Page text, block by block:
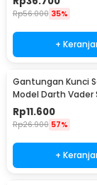
Rp56.000 35%
+
Gantungan Kunci
Model Darth Vader
BS-050
Rp11.600
Rp26.900 57%
+